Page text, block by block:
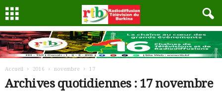
Accueil 2016 novembre 17
Archives quotidiennes : 17 novembre